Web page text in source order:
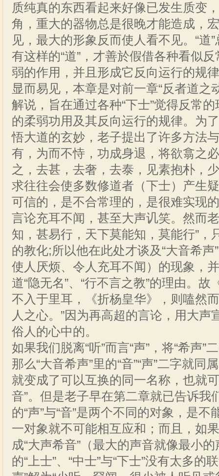
质纯真的东西看起来好像已发生质变
角，重大的器物总是很晚才能造成，
见，最大的形象反而使人看不见。“道
有这样的“道”，才善於假借各种看似
弱的作用，并且形成它反向运行的规
显而易见，本章是对前一章“反者道之
解说，旨在通过各种“下士”觉得反常
的柔弱功用及其反向运行的规律。为
悟大道的玄妙，老子提出了许多方法
有，为而不恃，功成身退，将欲翕之
之，去甚，去奢，去泰，见素抱朴，
求往往会使多数修道者（下士）产生
可信的，是不合常理的，是很难实现
言论充耳不闻，甚至大声讥笑。然而
知，甚易行，天下莫能知，莫能行”，
的教化;所以他在此处才谈及“大音希
使人厌烦、令人充耳不闻）的现象，
道“隐无名”、“行不言之教”的理由。故
不入于里耳，《折杨皇华》，则嗑然
人之心。”因为再高超的言论，用大声
俗人的心中的。
如果我们脱离“听”而言“声”，将“希声”
那么“大音希声”里的“音”“声”二字就同
就变成了可以互换的同一名称，也就
音”。但是老子早在第二章就已告诉我
的“声”与“音”是两个不同的对象，是
一对象就不可能相互应和；而且，如
成“大声希音”（最大的声音就像最小
的“上士”、“中士”与“下士”没有太多的